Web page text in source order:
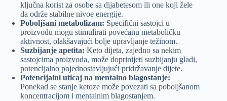
ključna korist za osobe sa dijabetesom ili one koji žele
da održe stabilne nivoe energije.
Poboljšani metabolizam: Specifični sastojci u
proizvodu mogu stimulirati povećanu metaboličku
aktivnost, olakšavajući bolje upravljanje težinom.
Suzbijanje apetita: Keto dijeta, zajedno sa nekim
sastojcima proizvoda, može doprinijeti suzbijanju gladi,
potencijalno pojednostavljujući pridržavanje dijete.
Potencijalni uticaj na mentalno blagostanje:
Ponekad se stanje ketoze može povezati sa poboljšanom
koncentracijom i mentalnim blagostanjem.